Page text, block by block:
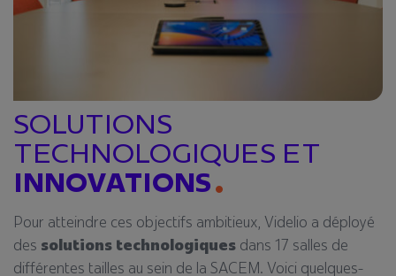
SOLUTIONS
TECHNOLOGIQUES ET
INNOVATIONS
Pour atteindre ces objectifs ambitieux, Videlio a déployé
des solutions technologiques dans 17 salles de
différentes tailles au sein de la SACEM. Voici quelques-